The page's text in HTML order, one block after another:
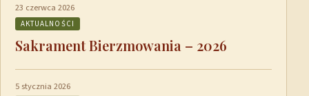
23 czerwca 2026
AKTUALNOŚCI
Sakrament Bierzmowania – 2026
5 stycznia 2026